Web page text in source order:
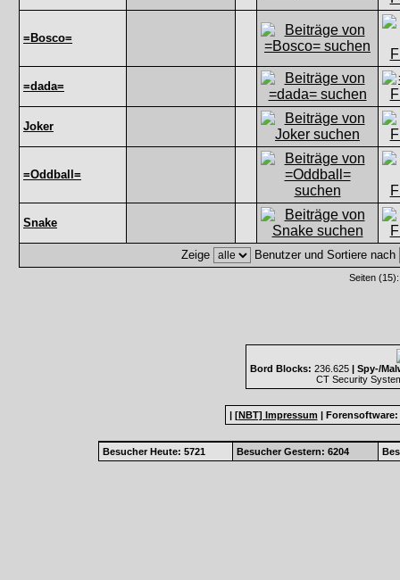
=Bosco=
=dada=
Joker
=Oddball=
Snake
Zeige Benutzer und Sortiere nach
Seiten
Bord Blocks: 236.625 | Spy-/
CT Security
| [NBT] Impressum | Forensoftware:
Besucher Heute: 5721 Besucher Gestern: 6204